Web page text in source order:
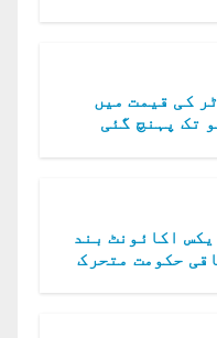
کی قیمت میں
اکائونٹ بند
حکومت متحرک